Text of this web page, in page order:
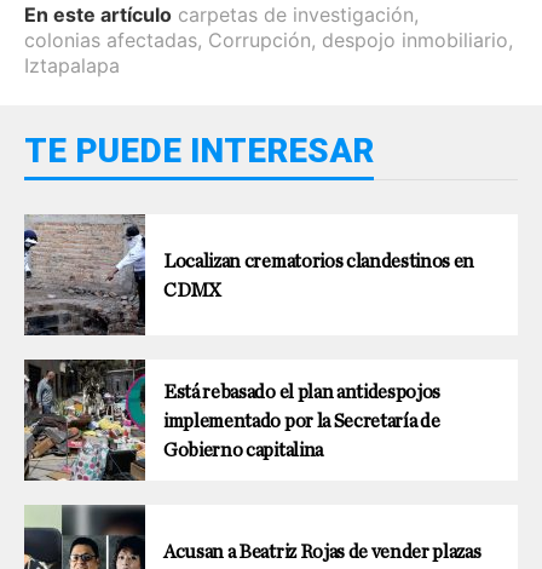
En este artículo carpetas de investigación,
colonias afectadas, Corrupción, despojo inmobiliario,
Iztapalapa
TE PUEDE INTERESAR
Localizan crematorios clandestinos en
CDMX
Está rebasado el plan antidespojos
implementado por la Secretaría de
Gobierno capitalina
Acusan a Beatriz Rojas de vender plazas